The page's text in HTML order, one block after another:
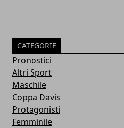
CATEGORIE
Pronostici
Altri Sport
Maschile
Coppa Davis
Protagonisti
Femminile